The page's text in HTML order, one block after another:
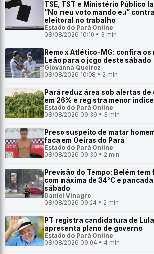
TSE, TST e Ministério Público
“No meu voto mando eu”
eleitoral no trabalho
Estado do Pará Online
08/08/2026 10:10 • 3 min
Remo x Atlético-MG: confira
Leão para o jogo deste sábado
Giovanna Queiroz
08/08/2026 10:08 • 2 min
Pará reduz área sob alertas de
em 26% e registra menor
Estado do Pará Online
08/08/2026 09:39 • 3 min
Preso suspeito de matar
faca em Oeiras do Pará
Estado do Pará Online
08/08/2026 09:30 • 2 min
Previsão do Tempo: Belém tem
com máxima de 34°C e
sábado
Daniel Vinagre
08/08/2026 09:24 • 2 min
PT registra candidatura de Lula
apresenta plano de governo
Estado do Pará Online
08/08/2026 09:04 • 4 min